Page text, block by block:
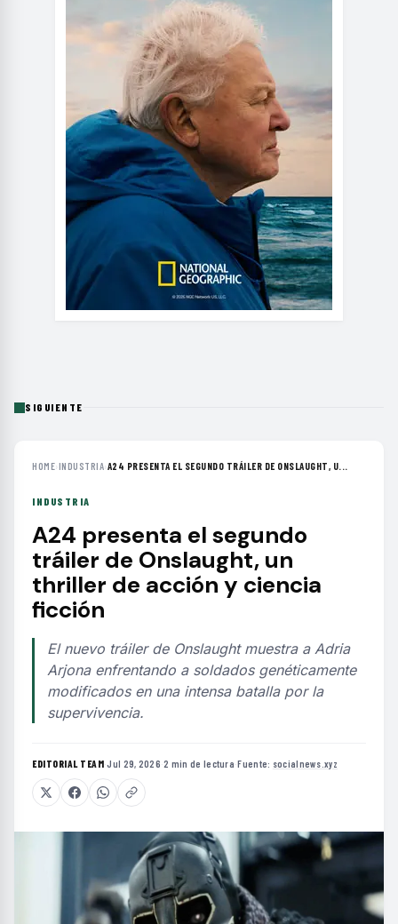
SIGUIENTE
HOME›INDUSTRIA›A24 PRESENTA EL SEGUNDO TRÁILER DE ONSLAUGHT, U...
INDUSTRIA
A24 presenta el segundo
tráiler de Onslaught, un
thriller de acción y ciencia
ficción
El nuevo tráiler de Onslaught muestra a Adria
Arjona enfrentando a soldados genéticamente
modificados en una intensa batalla por la
supervivencia.
EDITORIAL TEAM·Jul 29, 2026·2 min de lectura·Fuente: socialnews.xyz